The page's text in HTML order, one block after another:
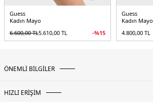
Guess
Kadın Mayo
6.600,00TL5.610,00 TL -%15
Guess
Kadın Mayo
4.800,00 TL
ÖNEMLİ BİLGİLER
HIZLI ERİŞİM